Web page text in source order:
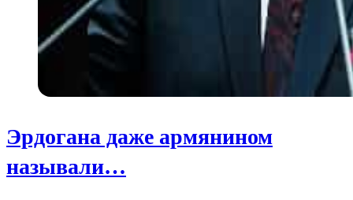
Эрдогана даже армянином
называли…